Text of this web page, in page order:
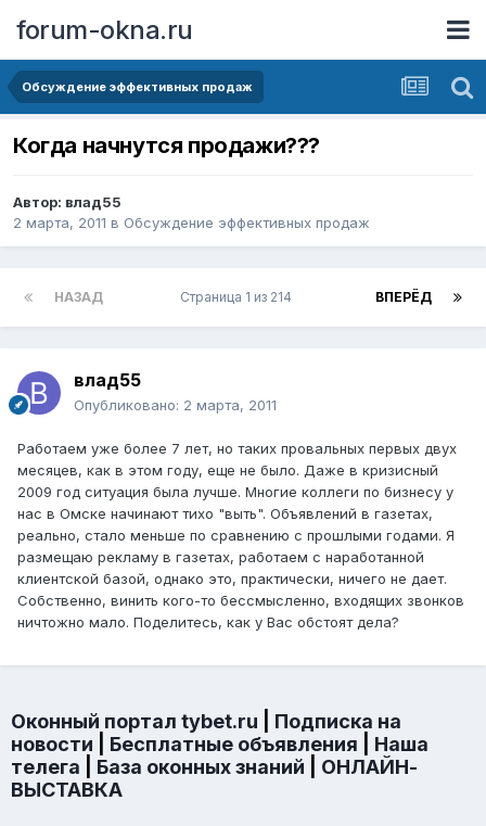
forum-okna.ru
Обсуждение эффективных продаж
Когда начнутся продажи???
Автор: влад55
2 марта, 2011 в Обсуждение эффективных продаж
НАЗАД ВПЕРЁД
Страница 1 из 214
влад55
Опубликовано: 2 марта, 2011
Работаем уже более 7 лет, но таких провальных первых двух
месяцев, как в этом году, еще не было. Даже в кризисный
2009 год ситуация была лучше. Многие коллеги по бизнесу у
нас в Омске начинают тихо "выть". Объявлений в газетах,
реально, стало меньше по сравнению с прошлыми годами. Я
размещаю рекламу в газетах, работаем с наработанной
клиентской базой, однако это, практически, ничего не дает.
Собственно, винить кого-то бессмысленно, входящих звонков
ничтожно мало. Поделитесь, как у Вас обстоят дела?
Оконный портал tybet.ru
Подписка на
новости
Бесплатные объявления
Наша
телега
База оконных знаний
ОНЛАЙН-
ВЫСТАВКА